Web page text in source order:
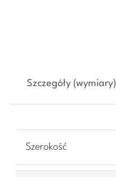
Szczegóły (wymiary)
Szerokość